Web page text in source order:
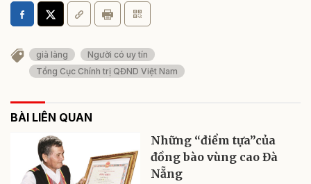
già làng
Người có uy tín
Tổng Cục Chính trị QĐND Việt Nam
BÀI LIÊN QUAN
Những “điểm tựa”của
đồng bào vùng cao Đà
Nẵng